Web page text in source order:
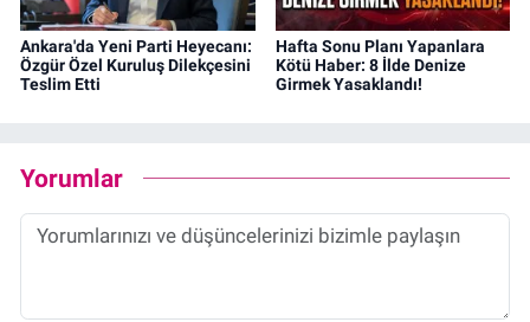
Ankara'da Yeni Parti Heyecanı:
Özgür Özel Kuruluş Dilekçesini
Teslim Etti
Hafta Sonu Planı Yapanlara
Kötü Haber: 8 İlde Denize
Girmek Yasaklandı!
Yorumlar